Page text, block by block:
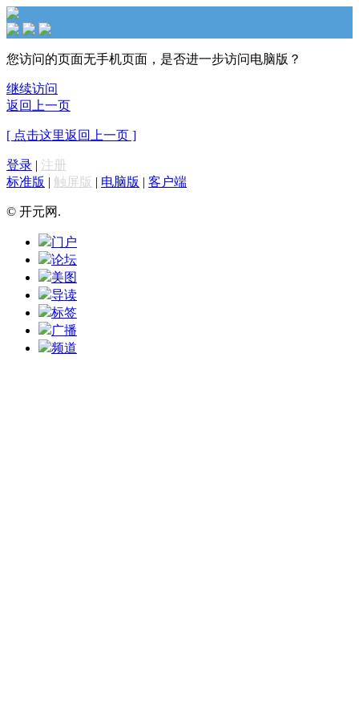
您访问的页面无手机页面，是否进一步访问电脑版？
继续访问
返回上一页
[ 点击这里返回上一页 ]
登录 | 注册
标准版 | 触屏版 | 电脑版 | 客户端
© 开元网.
门户
论坛
美图
导读
标签
广播
频道